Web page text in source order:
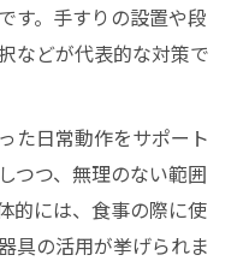
す。手すりの設置や段
などが代表的な対策で
た日常動作をサポート
つつ、無理のない範囲
的には、食事の際に使
具の活用が挙げられま